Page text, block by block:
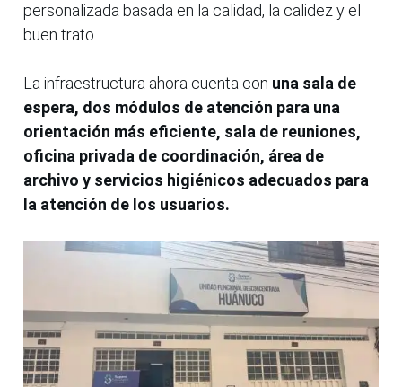
personalizada basada en la calidad, la calidez y el
buen trato.
La infraestructura ahora cuenta con una sala de
espera, dos módulos de atención para una
orientación más eficiente, sala de reuniones,
oficina privada de coordinación, área de
archivo y servicios higiénicos adecuados para
la atención de los usuarios.